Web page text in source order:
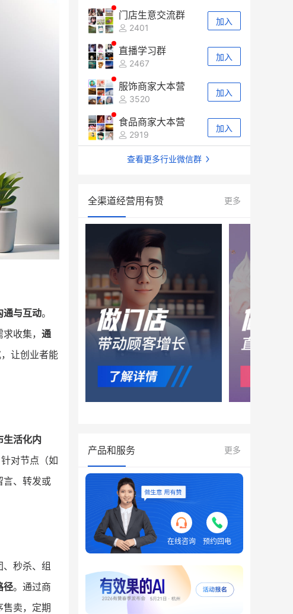
通与互动。
收集， 通
让创业者能
生活化内
对节点（如
言、转发或
、秒杀、组
径。通过商
售卖，定期
门店生意交流群
2401
加入
直播学习群
2467
加入
服饰商家大本营
3520
加入
食品商家大本营
2919
加入
查看更多行业微信群
全渠道经营用有赞 更多
产品和服务 更多
在线咨询 预约回电